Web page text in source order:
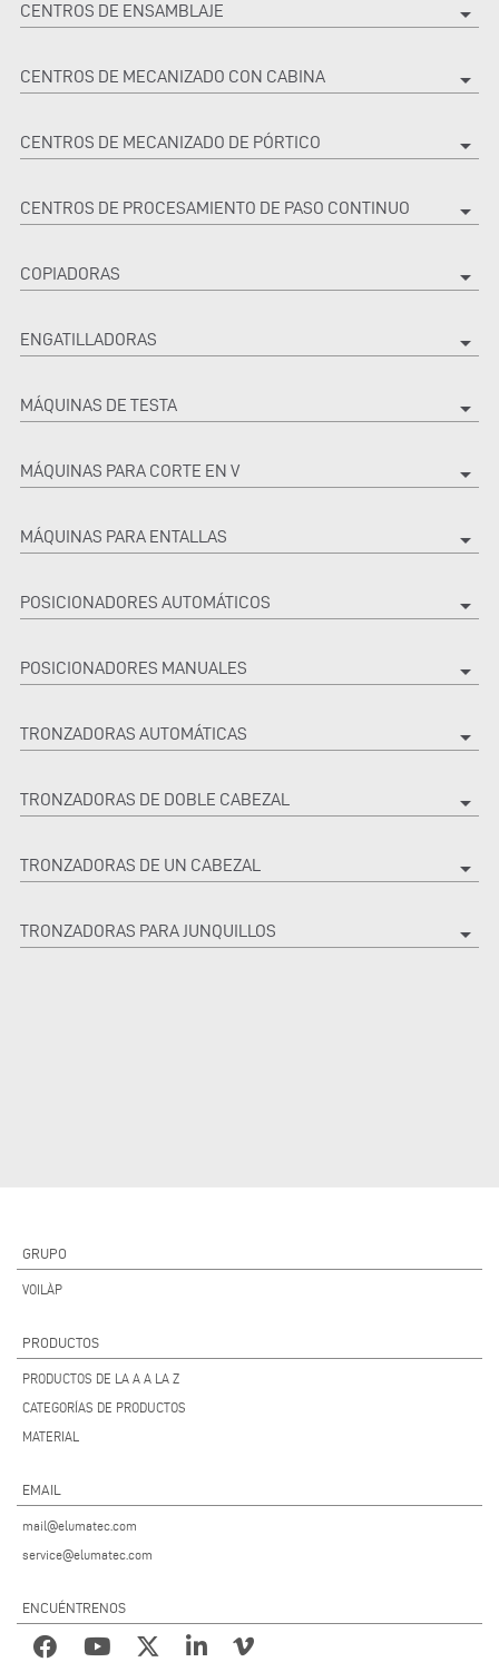
CENTROS DE ENSAMBLAJE arrow_drop_down
CENTROS DE MECANIZADO CON CABINA arrow_drop_down
CENTROS DE MECANIZADO DE PÓRTICO arrow_drop_down
CENTROS DE PROCESAMIENTO DE PASO CONTINUO arrow_drop_down
COPIADORAS arrow_drop_down
ENGATILLADORAS arrow_drop_down
MÁQUINAS DE TESTA arrow_drop_down
MÁQUINAS PARA CORTE EN V arrow_drop_down
MÁQUINAS PARA ENTALLAS arrow_drop_down
POSICIONADORES AUTOMÁTICOS arrow_drop_down
POSICIONADORES MANUALES arrow_drop_down
TRONZADORAS AUTOMÁTICAS arrow_drop_down
TRONZADORAS DE DOBLE CABEZAL arrow_drop_down
TRONZADORAS DE UN CABEZAL arrow_drop_down
TRONZADORAS PARA JUNQUILLOS arrow_drop_down
GRUPO
VOILÀP
PRODUCTOS
PRODUCTOS DE LA A A LA Z
CATEGORÍAS DE PRODUCTOS
MATERIAL
EMAIL
mail@elumatec.com
service@elumatec.com
ENCUÉNTRENOS